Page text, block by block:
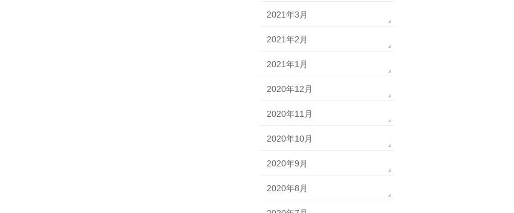
2021年3月
2021年2月
2021年1月
2020年12月
2020年11月
2020年10月
2020年9月
2020年8月